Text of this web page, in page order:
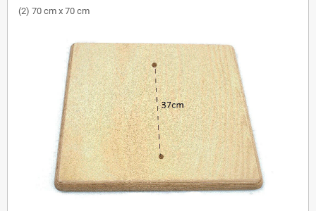
(2) 70 cm x 70 cm